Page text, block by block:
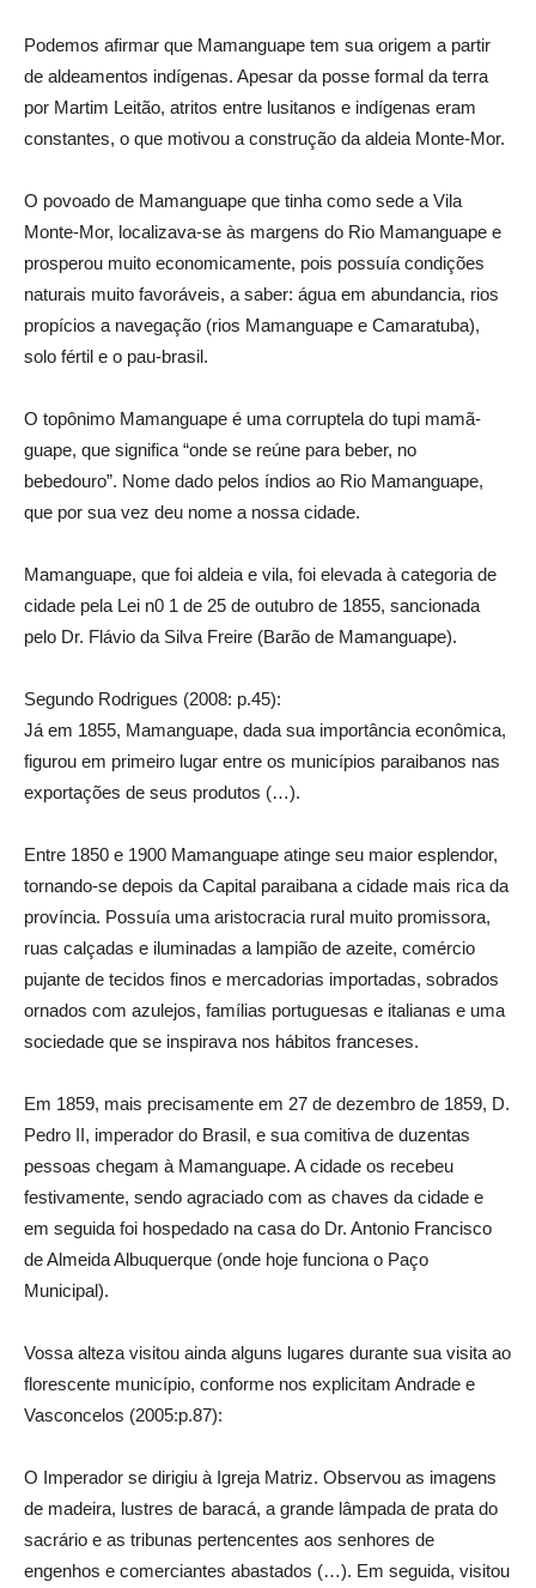
Podemos afirmar que Mamanguape tem sua origem a partir
de aldeamentos indígenas. Apesar da posse formal da terra
por Martim Leitão, atritos entre lusitanos e indígenas eram
constantes, o que motivou a construção da aldeia Monte-Mor.
O povoado de Mamanguape que tinha como sede a Vila
Monte-Mor, localizava-se às margens do Rio Mamanguape e
prosperou muito economicamente, pois possuía condições
naturais muito favoráveis, a saber: água em abundancia, rios
propícios a navegação (rios Mamanguape e Camaratuba),
solo fértil e o pau-brasil.
O topônimo Mamanguape é uma corruptela do tupi mamã-
guape, que significa “onde se reúne para beber, no
bebedouro”. Nome dado pelos índios ao Rio Mamanguape,
que por sua vez deu nome a nossa cidade.
Mamanguape, que foi aldeia e vila, foi elevada à categoria de
cidade pela Lei n0 1 de 25 de outubro de 1855, sancionada
pelo Dr. Flávio da Silva Freire (Barão de Mamanguape).
Segundo Rodrigues (2008: p.45):
Já em 1855, Mamanguape, dada sua importância econômica,
figurou em primeiro lugar entre os municípios paraibanos nas
exportações de seus produtos (…).
Entre 1850 e 1900 Mamanguape atinge seu maior esplendor,
tornando-se depois da Capital paraibana a cidade mais rica da
província. Possuía uma aristocracia rural muito promissora,
ruas calçadas e iluminadas a lampião de azeite, comércio
pujante de tecidos finos e mercadorias importadas, sobrados
ornados com azulejos, famílias portuguesas e italianas e uma
sociedade que se inspirava nos hábitos franceses.
Em 1859, mais precisamente em 27 de dezembro de 1859, D.
Pedro II, imperador do Brasil, e sua comitiva de duzentas
pessoas chegam à Mamanguape. A cidade os recebeu
festivamente, sendo agraciado com as chaves da cidade e
em seguida foi hospedado na casa do Dr. Antonio Francisco
de Almeida Albuquerque (onde hoje funciona o Paço
Municipal).
Vossa alteza visitou ainda alguns lugares durante sua visita ao
florescente município, conforme nos explicitam Andrade e
Vasconcelos (2005:p.87):
O Imperador se dirigiu à Igreja Matriz. Observou as imagens
de madeira, lustres de baracá, a grande lâmpada de prata do
sacrário e as tribunas pertencentes aos senhores de
engenhos e comerciantes abastados (…). Em seguida, visitou